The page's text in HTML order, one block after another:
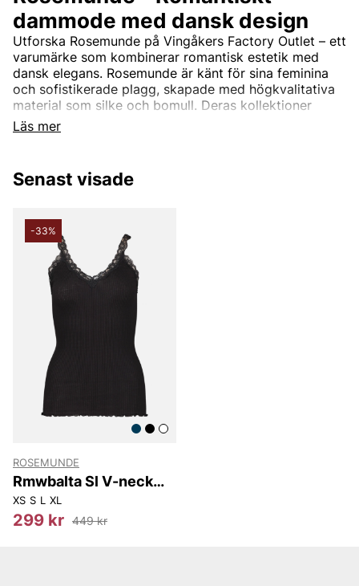
Läs mer
dammode med dansk design
Utforska Rosemunde på Vingåkers Factory Outlet – ett
varumärke som kombinerar romantisk estetik med
dansk elegans. Rosemunde är känt för sina feminina
och sofistikerade plagg, skapade med högkvalitativa
material som silke och bomull. Deras kollektioner
inkluderar allt från vackra spetsdetaljerade toppar och
mjuka cardigans till tidlösa klänningar och stilrena
Rosemundes design är tidlös och passar perfekt för
varumärket plagg som enkelt kan bäras både till
vardags och till fest.
Rosemunde – Feminint mode till
outletpriser
På Vingåkers Factory Outlet hittar du ett noga utvalt
sortiment av Rosemunde till fantastiska outletpriser.
Låt dig inspireras av dansk design och uppdatera din
garderob med feminina plagg som aldrig går ur tiden.
Senast visade
-33%
ROSEMUNDE
Rmwbalta Sl V-neck
Top
XS S L XL
299 kr 449 kr